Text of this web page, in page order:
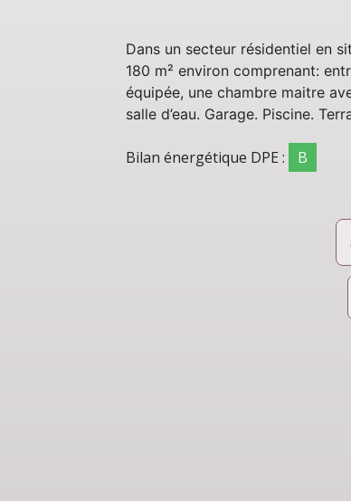
Dans un secteur résidentiel en
180 m² environ comprenant:
équipée, une chambre maitre
salle d’eau. Garage. Piscine.
Bilan énergétique DPE : B